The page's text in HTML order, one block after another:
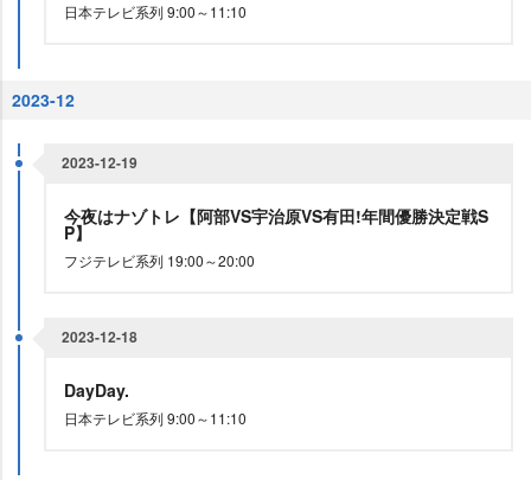
日本テレビ系列 9:00～11:10
2023-12
2023-12-19
今夜はナゾトレ【阿部VS宇治原VS有田!年間優勝決定戦S
P】
フジテレビ系列 19:00～20:00
2023-12-18
DayDay.
日本テレビ系列 9:00～11:10